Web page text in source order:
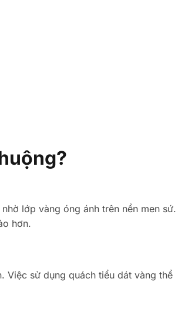
lớp vàng óng ánh trên nền men sứ.
hơn.
sử dụng quách tiểu dát vàng thể